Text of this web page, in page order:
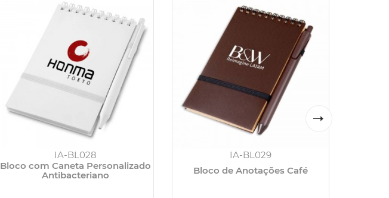
IA-BL028
Bloco com Caneta Personalizado
Antibacteriano
IA-BL029
Bloco de Anotações Café